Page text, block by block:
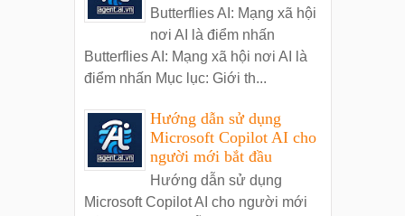
Butterflies AI: Mạng xã hội
nơi AI là điểm nhấn
Butterflies AI: Mạng xã hội nơi AI là
điểm nhấn Mục lục: Giới th...
Hướng dẫn sử dụng
Microsoft Copilot AI cho
người mới bắt đầu
Hướng dẫn sử dụng
Microsoft Copilot AI cho người mới